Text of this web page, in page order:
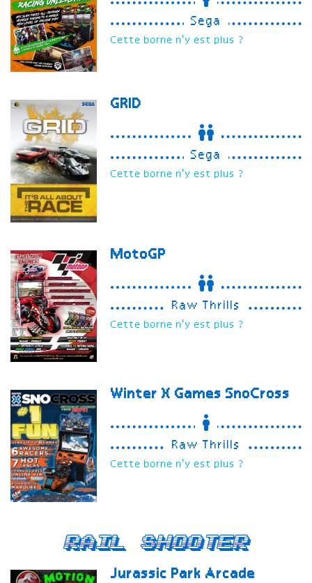
Sega
Cette borne n'y est plus ?
GRID
Sega
Cette borne n'y est plus ?
MotoGP
Raw Thrills
Cette borne n'y est plus ?
Winter X Games SnoCross
Raw Thrills
Cette borne n'y est plus ?
Rail Shooter
Jurassic Park Arcade